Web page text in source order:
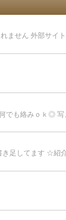
ません 外部サイ
でも絡みｏｋ◎ 写
足してます ☆紹